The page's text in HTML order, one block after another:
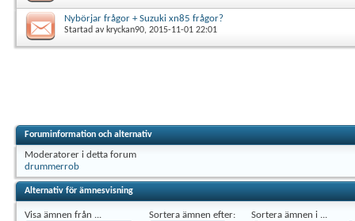
Nybörjar frågor + Suzuki xn85 frågor?
Startad av kryckan90, 2015-11-01 22:01
Foruminformation och alternativ
Moderatorer i detta forum
drummerrob
Alternativ för ämnesvisning
Visa ämnen från ... Sortera ämnen efter:
Sortera ämnen i ...